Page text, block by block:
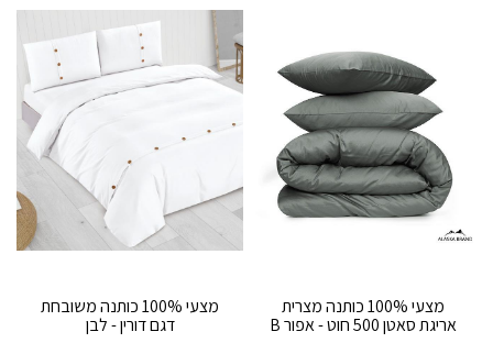
מצעי 100% כותנה מצרית
אריגת סאטן 500 חוט - אפור B
מצעי 100% כותנה משובחת
דגם דורין - לבן